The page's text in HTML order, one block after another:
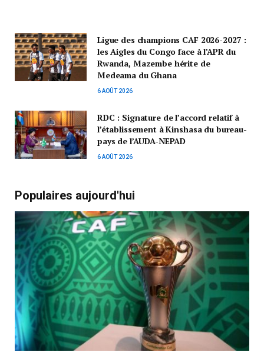
Ligue des champions CAF 2026-2027 :
les Aigles du Congo face à l’APR du
Rwanda, Mazembe hérite de
Medeama du Ghana
6 AOÛT 2026
RDC : Signature de l’accord relatif à
l’établissement à Kinshasa du bureau-
pays de l’AUDA-NEPAD
6 AOÛT 2026
Populaires aujourd'hui